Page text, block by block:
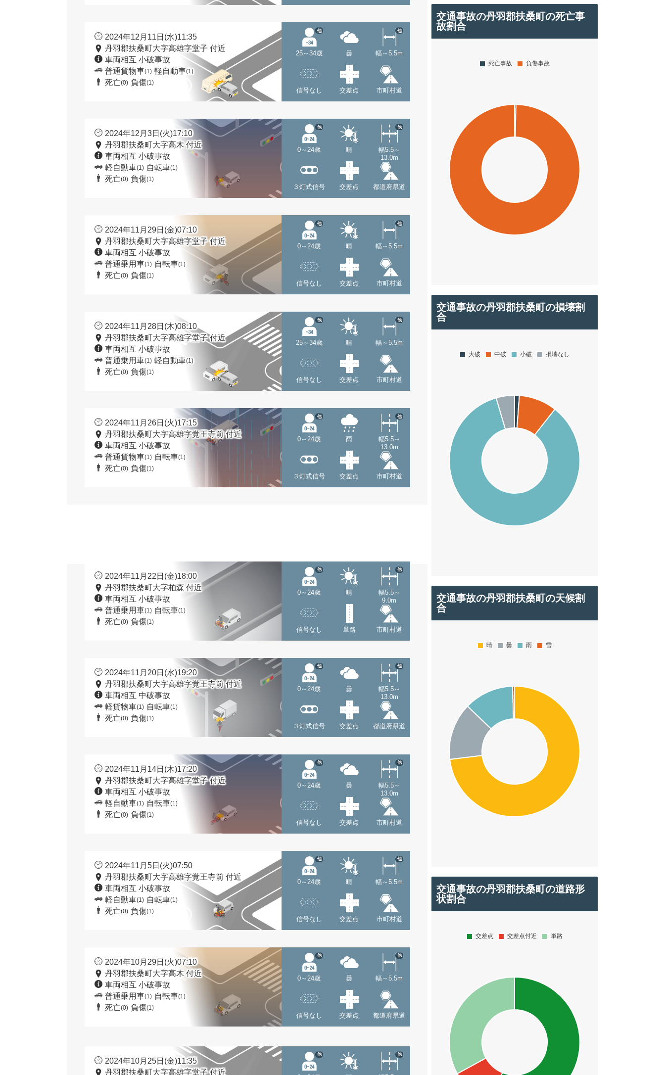
2024年12月11日(水)11:35
丹羽郡扶桑町大字高雄字堂子 付近
車両相互 小破事故
普通貨物車(1) 軽自動車(1)
死亡(0) 負傷(1)
25～34歳
他
曇 幅～5.5m
他
信号なし 交差点 市町村道
2024年12月3日(火)17:10
丹羽郡扶桑町大字高木 付近
車両相互 小破事故
軽自動車(1) 自転車(1)
死亡(0) 負傷(1)
0～24歳
他
晴
幅5.5～
13.0m
他
３灯式信号 交差点 都道府県道
2024年11月29日(金)07:10
丹羽郡扶桑町大字高雄字堂子 付近
車両相互 小破事故
普通乗用車(1) 自転車(1)
死亡(0) 負傷(1)
0～24歳
他
晴 幅～5.5m
他
信号なし 交差点 市町村道
2024年11月28日(木)08:10
丹羽郡扶桑町大字高雄字堂子 付近
車両相互 小破事故
普通乗用車(1) 軽自動車(1)
死亡(0) 負傷(1)
25～34歳
他
晴 幅～5.5m
他
信号なし 交差点 市町村道
2024年11月26日(火)17:15
丹羽郡扶桑町大字高雄字覚王寺前 付近
車両相互 小破事故
普通貨物車(1) 自転車(1)
死亡(0) 負傷(1)
0～24歳
他
雨
幅5.5～
13.0m
他
３灯式信号 交差点 市町村道
2024年11月22日(金)18:00
丹羽郡扶桑町大字柏森 付近
車両相互 小破事故
普通乗用車(1) 自転車(1)
死亡(0) 負傷(1)
0～24歳
他
晴
幅5.5～
9.0m
他
信号なし 単路 市町村道
2024年11月20日(水)19:20
丹羽郡扶桑町大字高雄字覚王寺前 付近
車両相互 中破事故
軽貨物車(1) 自転車(1)
死亡(0) 負傷(1)
0～24歳
他
曇
幅5.5～
13.0m
他
３灯式信号 交差点 都道府県道
2024年11月14日(木)17:20
丹羽郡扶桑町大字高雄字堂子 付近
車両相互 小破事故
軽自動車(1) 自転車(1)
死亡(0) 負傷(1)
0～24歳
他
曇
幅5.5～
13.0m
他
信号なし 交差点 市町村道
2024年11月5日(火)07:50
丹羽郡扶桑町大字高雄字覚王寺前 付近
車両相互 小破事故
軽自動車(1) 自転車(1)
死亡(0) 負傷(1)
0～24歳
他
晴 幅～5.5m
他
信号なし 交差点 市町村道
2024年10月29日(火)07:10
丹羽郡扶桑町大字高木 付近
車両相互 小破事故
普通乗用車(1) 自転車(1)
死亡(0) 負傷(1)
0～24歳
他
曇 幅～5.5m
他
信号なし 交差点 都道府県道
2024年10月25日(金)11:35
丹羽郡扶桑町大字高雄字堂子 付近
他 他
交通事故の丹羽郡扶桑町の死亡事
故割合
交通事故の丹羽郡扶桑町の損壊割
合
交通事故の丹羽郡扶桑町の天候割
合
交通事故の丹羽郡扶桑町の道路形
状割合